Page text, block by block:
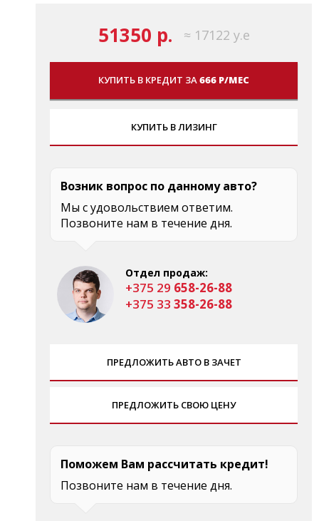
51350 р. ≈ 17122 у.е
КУПИТЬ В КРЕДИТ ЗА666 Р/МЕС
КУПИТЬ В ЛИЗИНГ
Возник вопрос по данному авто?
Мы с удовольствием ответим.
Позвоните нам в течение дня.
Отдел продаж:
+375 29 658-26-88
+375 33 358-26-88
ПРЕДЛОЖИТЬ АВТО В ЗАЧЕТ
ПРЕДЛОЖИТЬ СВОЮ ЦЕНУ
Поможем Вам рассчитать кредит!
Позвоните нам в течение дня.